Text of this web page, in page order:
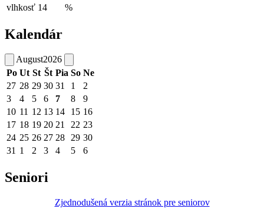
vlhkosť 14 %
Kalendár
August2026
Po Ut St Št Pia So Ne
27 28 29 30 31 1
2
3
4 5 6 7 8
9
10 11 12 13 14 15 16
17 18 19 20 21 22 23
24 25 26 27 28 29 30
31 1 2 3 4 5 6
Seniori
Zjednodušená verzia stránok pre seniorov